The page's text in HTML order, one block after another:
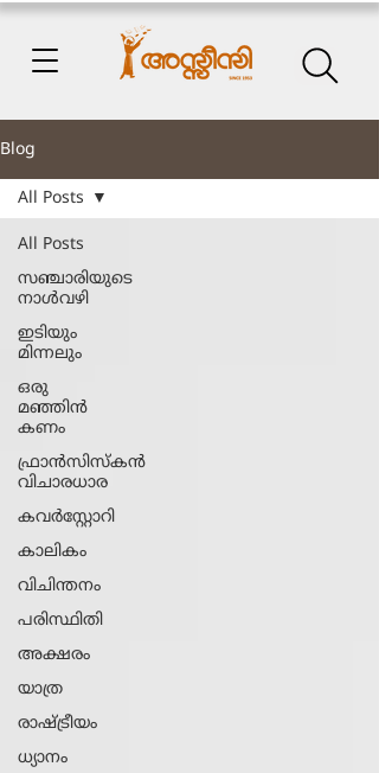
Blog
All Posts
സഞ്ചാരിയുടെ
നാൾവഴി
ഇടിയും
മിന്നലും
ഒരു
മഞ്ഞിൻ
കണം
ഫ്രാൻസിസ്കൻ
വിചാരധാര
കവർസ്റ്റോറി
കാലികം
വിചിന്തനം
പരിസ്ഥിതി
അക്ഷരം
യാത്ര
രാഷ്ട്രീയം
ധ്യാനം
All Posts